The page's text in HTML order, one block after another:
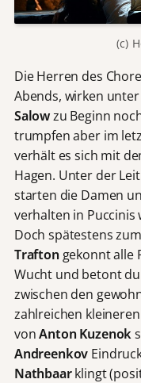
(c)
Die Herren des
Abends, wirken
Salowzu Beginn
trumpfen aber im
verhält es sich mit
Hagen. Unter der
starten die Damen
verhalten in
Doch spätestens
Traftongekonnt alle
Wucht und betont
zwischen den
zahlreichen
vonAnton Kuzenok
Andreenkov
Nathbaarklingt